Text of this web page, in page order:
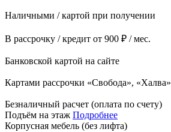
Наличными / картой при получении
В рассрочку / кредит от 900 ₽ / мес.
Банковской картой на сайте
Картами рассрочки «Свобода», «Халва»
Безналичный расчет (оплата по счету)
Подъём на этаж Подробнее
Корпусная мебель (без лифта)